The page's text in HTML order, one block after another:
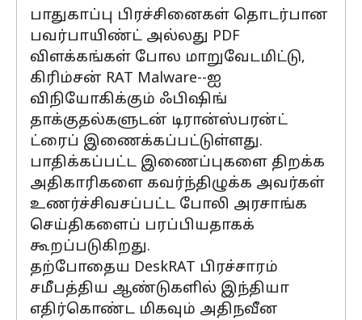
பாதுகாப்பு பிரச்சினைகள் தொடர்பான
பவர்பாயிண்ட் அல்லது PDF
விளக்கங்கள் போல மாறுவேடமிட்டு,
கிரிம்சன் RAT Malware--ஐ
விநியோகிக்கும் ஃபிஷிங்
தாக்குதல்களுடன் டிரான்ஸ்பரன்ட்
ட்ரைப் இணைக்கப்பட்டுள்ளது.
பாதிக்கப்பட்ட இணைப்புகளை திறக்க
அதிகாரிகளை கவர்ந்திழுக்க அவர்கள்
உணர்ச்சிவசப்பட்ட போலி அரசாங்க
செய்திகளைப் பரப்பியதாகக்
கூறப்படுகிறது.
தற்போதைய DeskRAT பிரச்சாரம்
சமீபத்திய ஆண்டுகளில் இந்தியா
எதிர்கொண்ட மிகவும் அதிநவீன